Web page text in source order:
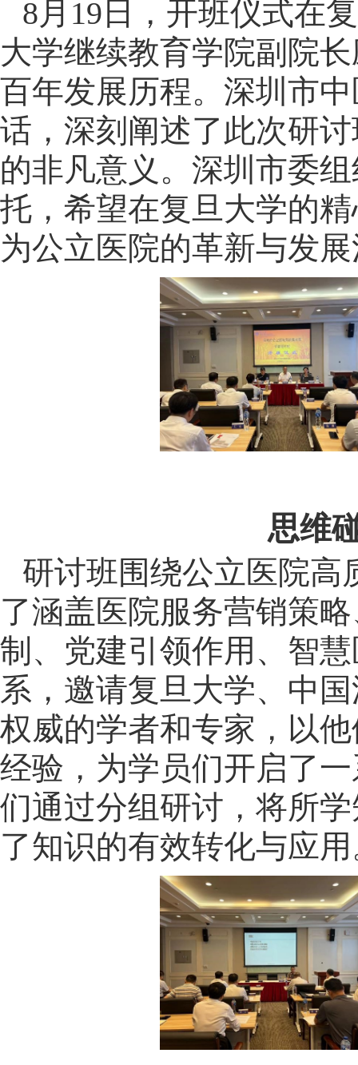
8月 19 日，开班仪式在
大学继续教育学院副院
百年发展历程。 深圳市
话，深刻阐述了此次研
的非凡意义。深圳市委
托，希望在复旦大学的
为公立医院的革新与发
思维
研讨班围绕公立医院高
了涵盖医院服务营销策
制、党建引领作用、智
系，邀请复旦大学、中
权威的学者和专家，以
经验，为学员们开启了
们通过分组研讨，将所
了知识的有效转化与应